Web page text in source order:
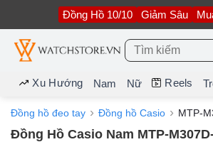
nội
dung
Đồng Hồ 10/10 Giảm Sâu
Tìm
kiếm:
Xu Hướng Nam Nữ Reels
Đồng hồ đeo tay Đồng hồ Casio MTP-
Đồng Hồ Casio Nam MTP-